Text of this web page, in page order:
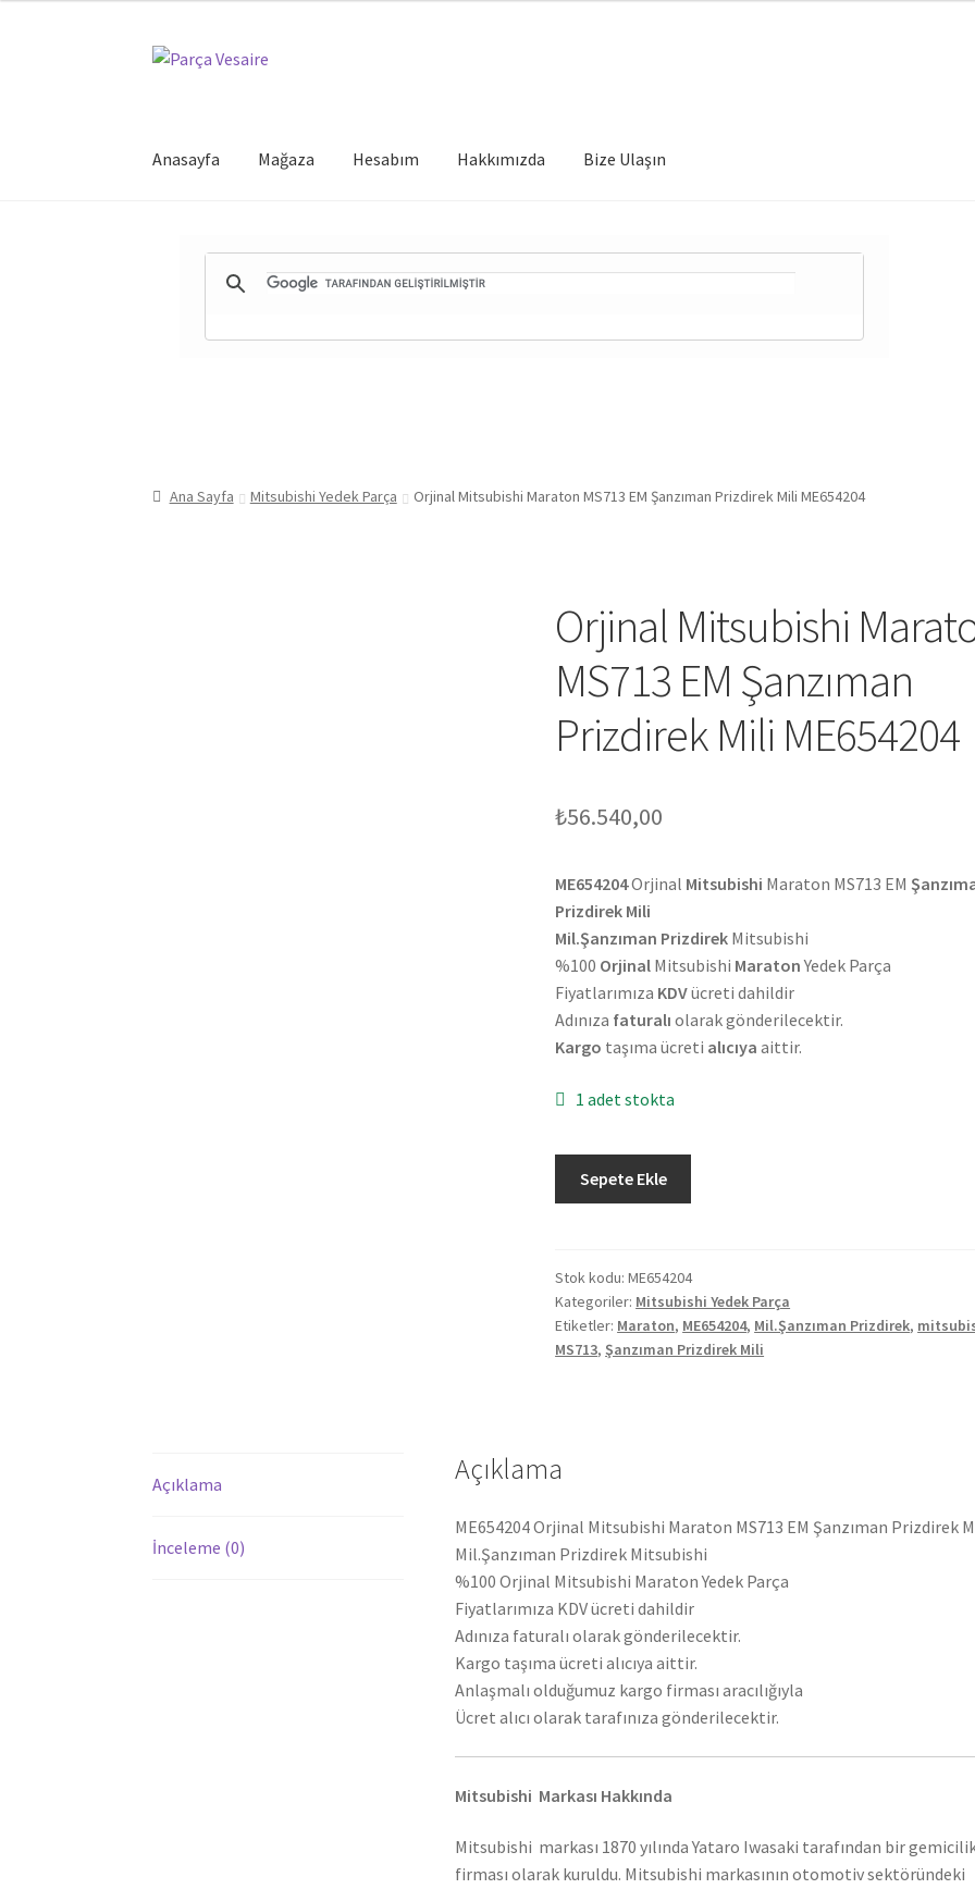
Dolaşıma
İçeriğe
Anasayfa Mağaza Hesabım Hakkımızda Bize Ulaşın
Ana Sayfa Mitsubishi Yedek Parça Orjinal Mitsubishi Maraton MS713 EM Şanzıman Prizdirek Mili ME654204
Orjinal Mitsubishi
MS713 EM Şanzıman
Prizdirek Mili ME654204
₺56.540,00
ME654204Orjinal Mitsubishi Maraton MS713 EM
Prizdirek Mili
Mil.Şanzıman Prizdirek Mitsubishi
%100 Orjinal Mitsubishi MaratonYedek Parça
Fiyatlarımıza KDVücreti dahildir
Adınıza faturalı olarak gönderilecektir.
Kargo taşıma ücreti alıcıya aittir.
1 adet stokta
Mitsubishi
EM
Şanzıman
Prizdirek
Mili
Sepete Ekle
Stok kodu:ME654204
Kategoriler: Mitsubishi Yedek Parça
Etiketler: Maraton, ME654204, Mil.Şanzıman Prizdirek,
MS713,Şanzıman Prizdirek Mili
Açıklama
İnceleme (0)
Açıklama
ME654204 Orjinal Mitsubishi Maraton MS713 EM Şanzıman Prizdirek
Mil.Şanzıman Prizdirek Mitsubishi
%100 Orjinal Mitsubishi Maraton Yedek Parça
Fiyatlarımıza KDV ücreti dahildir
Adınıza faturalı olarak gönderilecektir.
Kargo taşıma ücreti alıcıya aittir.
Anlaşmalı olduğumuz kargo firması aracılığıyla
Ücret alıcı olarak tarafınıza gönderilecektir.
Mitsubishi Markası Hakkında
Mitsubishi markası 1870 yılında Yataro Iwasaki tarafından bir
firması olarak kuruldu. Mitsubishi markasının otomotiv sektöründeki